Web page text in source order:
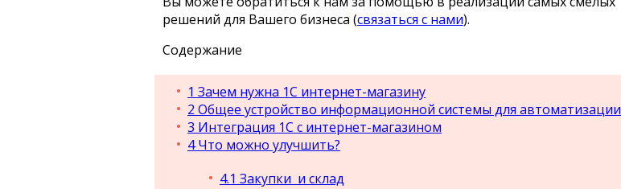
решений для Вашего бизнеса (связаться с нами).
Содержание
1 Зачем нужна 1С интернет-магазину
2 Общее устройство информационной системы для автоматизации
3 Интеграция 1С с интернет-магазином
4Что можно улучшить?
4.1 Закупки и склад